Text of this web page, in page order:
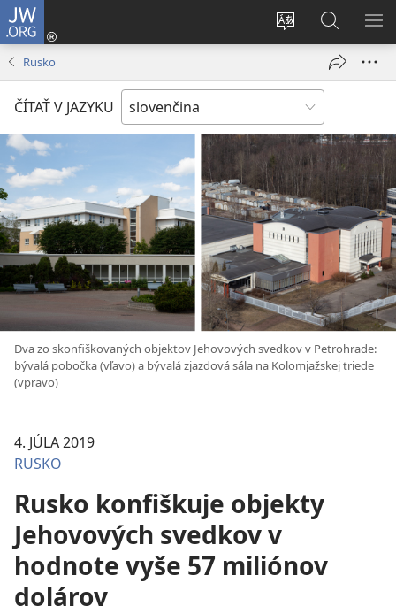
JW.ORG
Zmeniť
stránky
Prihlásiť
sa
okno)
na
JW.ORG
Rusko
ČÍTAŤ V JAZYKU
Dva zo skonfiškovaných objektov Jehovových svedkov v Petrohrade:
bývalá pobočka (vľavo) a bývalá zjazdová sála na Kolomjažskej triede
(vpravo)
4. JÚLA 2019
RUSKO
Rusko konfiškuje objekty
Jehovových svedkov v
hodnote vyše 57 miliónov
dolárov